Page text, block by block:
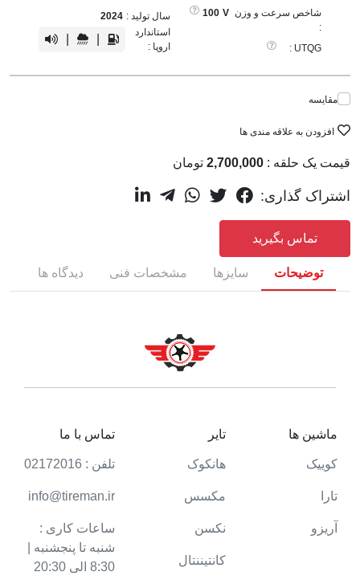
شاخص سرعت و وزن
:
V
100
UTQG :
سال تولید : 2024
استاندارد
اروپا :
مقایسه
افزودن به علاقه مندی ها
قیمت یک حلقه : 2,700,000 تومان
اشتراک گذاری:
تماس بگیرید
توضیحات سایزها مشخصات فنی دیدگاه ها
ماشین ها
کوییک
تارا
آریزو
تایر
هانکوک
مکسس
نکسن
کانتیننتال
تماس با ما
تلفن : 02172016
info@tireman.ir
ساعات کاری :
شنبه تا پنجشنبه |
8:30 الی 20:30